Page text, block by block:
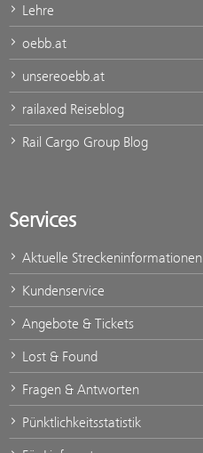
Lehre
oebb.at
unsereoebb.at
railaxed Reiseblog
Rail Cargo Group Blog
Services
Aktuelle Streckeninformationen
Kundenservice
Angebote & Tickets
Lost & Found
Fragen & Antworten
Pünktlichkeitsstatistik